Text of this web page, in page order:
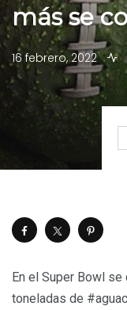
más se
16 febrero, 2022
En el Super Bowl
toneladas de